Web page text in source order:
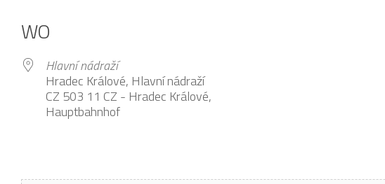
WO
Hlavní nádraží
Hradec Králové, Hlavní nádraží
CZ 503 11 CZ - Hradec Králové,
Hauptbahnhof